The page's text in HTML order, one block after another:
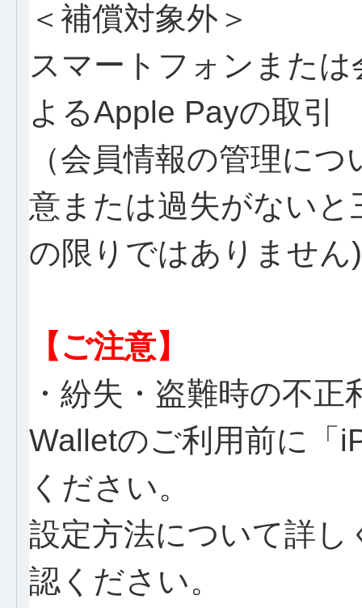
＜補償対象外＞
スマートフォンまた
よるApple Payの取引
（会員情報の管理に
意または過失がない
の限りではありません)
【ご注意】
・紛失・盗難時の不
Walletのご利用前に「
ください。
設定方法について詳
認ください。